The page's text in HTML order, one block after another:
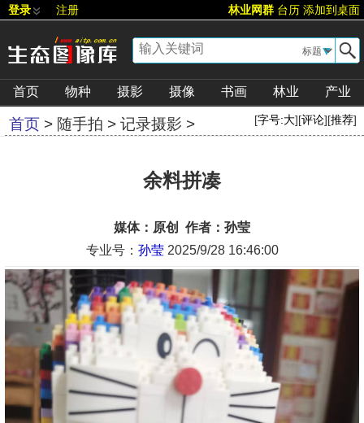
登录 注册 林业网群 台历 添加到桌面
▼
首页 物种 摄影 摄像 书画 林业 产业
首页 > 随手拍 > 记录摄影 > [字号:大][评论][推荐]
余料拼凑
媒体：原创 作者：孙莹
专业号： 孙莹 2025/9/28 16:46:00